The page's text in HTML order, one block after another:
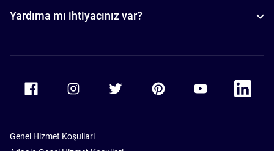
Yardıma mı ihtiyacınız var?
Accor Facebook Accor TwitterAccor PinterestAccor Youtube
Accor
Genel Hizmet Koşullari